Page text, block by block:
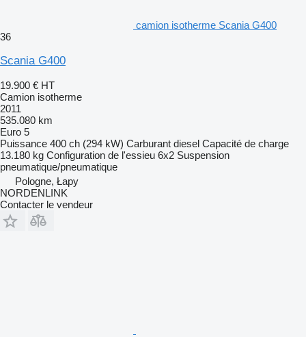
camion isotherme Scania G400
36
Scania G400
19.900 € HT
Camion isotherme
2011
535.080 km
Euro 5
Puissance 400 ch (294 kW) Carburant diesel Capacité de charge
13.180 kg Configuration de l'essieu 6x2 Suspension
pneumatique/pneumatique
Pologne, Łapy
NORDENLINK
Contacter le vendeur